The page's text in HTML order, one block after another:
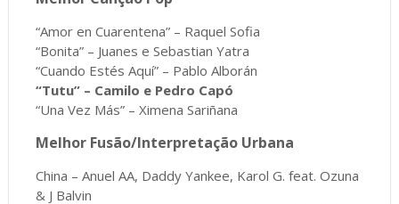
“Amor en Cuarentena” – Raquel Sofia
“Bonita” – Juanes e Sebastian Yatra
“Cuando Estés Aquí” – Pablo Alborán
“Tutu” – Camilo e Pedro Capó
“Una Vez Más” – Ximena Sariñana
Melhor Fusão/Interpretação Urbana
China – Anuel AA, Daddy Yankee, Karol G. feat. Ozuna
& J Balvin